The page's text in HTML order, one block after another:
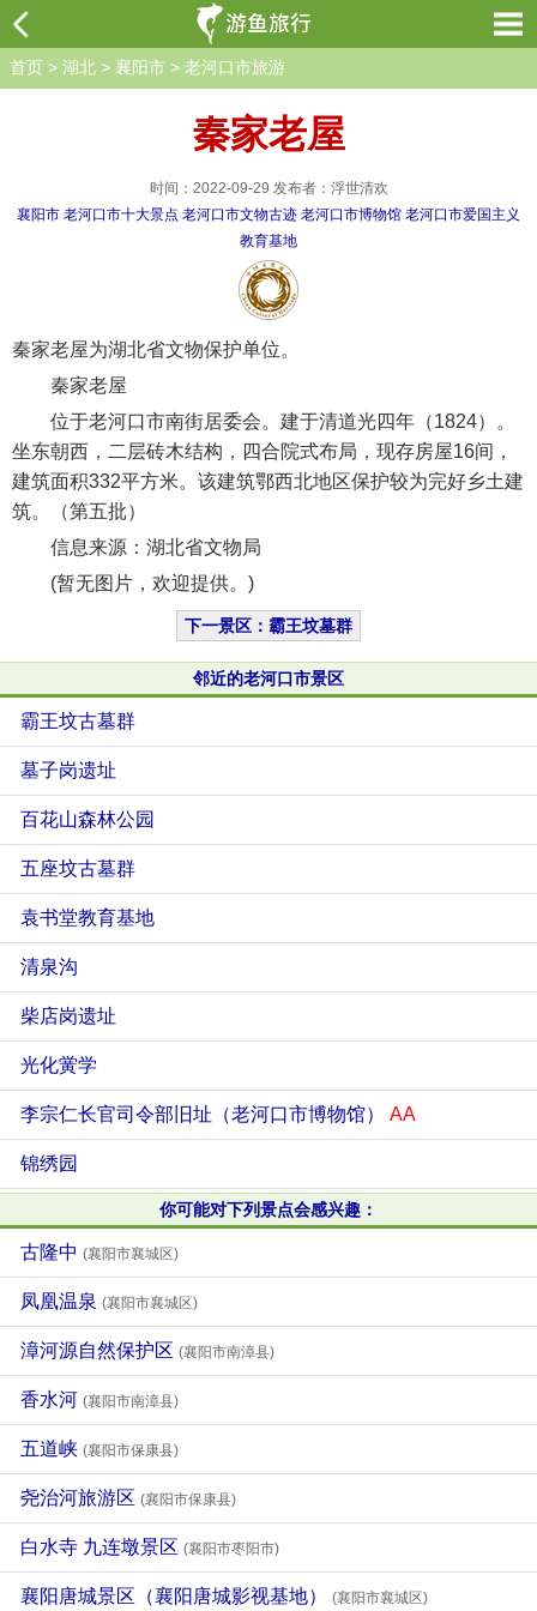
首页 > 湖北 > 襄阳市 > 老河口市旅游
秦家老屋
时间：2022-09-29 发布者：浮世清欢
襄阳市 老河口市十大景点 老河口市文物古迹 老河口市博物馆 老河口市爱国主义
教育基地
秦家老屋为湖北省文物保护单位。
秦家老屋
位于老河口市南街居委会。建于清道光四年（1824）。
坐东朝西，二层砖木结构，四合院式布局，现存房屋16间，
建筑面积332平方米。该建筑鄂西北地区保护较为完好乡土建
筑。（第五批）
信息来源：湖北省文物局
(暂无图片，欢迎提供。)
下一景区：霸王坟墓群
邻近的老河口市景区
霸王坟古墓群
墓子岗遗址
百花山森林公园
五座坟古墓群
袁书堂教育基地
清泉沟
柴店岗遗址
光化黉学
李宗仁长官司令部旧址（老河口市博物馆） AA
锦绣园
你可能对下列景点会感兴趣：
古隆中 (襄阳市襄城区)
凤凰温泉 (襄阳市襄城区)
漳河源自然保护区 (襄阳市南漳县)
香水河 (襄阳市南漳县)
五道峡 (襄阳市保康县)
尧治河旅游区 (襄阳市保康县)
白水寺 九连墩景区 (襄阳市枣阳市)
襄阳唐城景区（襄阳唐城影视基地） (襄阳市襄城区)